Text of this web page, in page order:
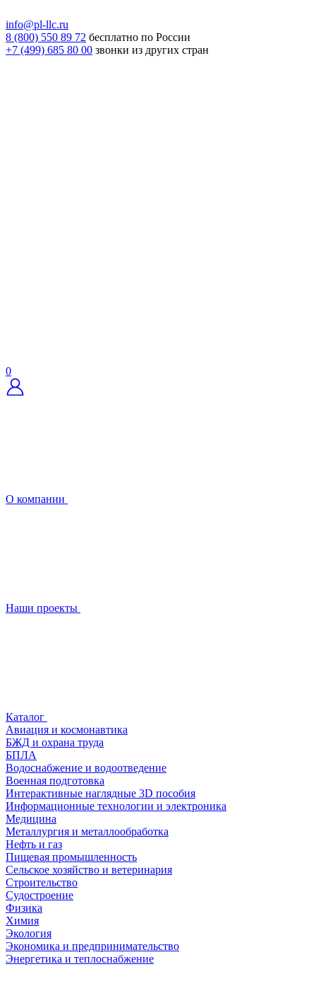
info@pl-llc.ru
8 (800) 550 89 72 бесплатно по России
+7 (499) 685 80 00 звонки из других стран
0
О компании
Наши проекты
Каталог
Авиация и космонавтика
БЖД и охрана труда
БПЛА
Водоснабжение и водоотведение
Военная подготовка
Интерактивные наглядные 3D пособия
Информационные технологии и электроника
Медицина
Металлургия и металлообработка
Нефть и газ
Пищевая промышленность
Сельское хозяйство и ветеринария
Строительство
Судостроение
Физика
Химия
Экология
Экономика и предпринимательство
Энергетика и теплоснабжение